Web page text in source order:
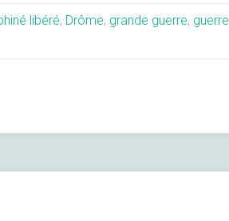
libéré, Drôme, grande guerre, guerre